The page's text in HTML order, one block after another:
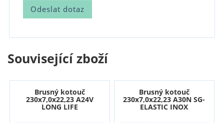
Související zboží
Brusný kotouč
230x7,0x22,23 A24V
LONG LIFE
Brusný kotouč
230x7,0x22,23 A30N SG-
ELASTIC INOX